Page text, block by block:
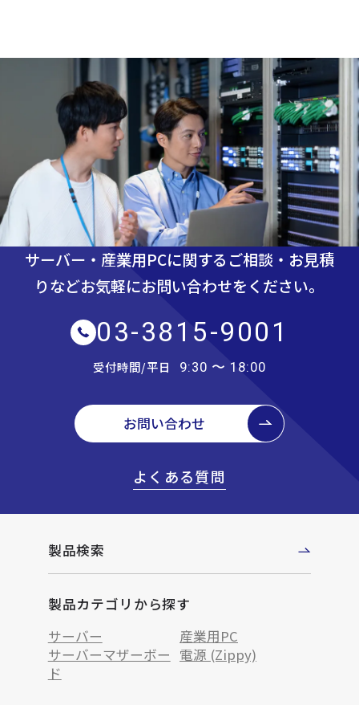
サーバー・産業用PCに関するご相談・お見積
りなどお気軽にお問い合わせをください。
03-3815-9001
受付時間/平日 9:30 〜 18:00
お問い合わせ
よくある質問
製品検索
製品カテゴリから探す
サーバー
産業用PC
サーバーマザーボー
ド
電源 (Zippy)